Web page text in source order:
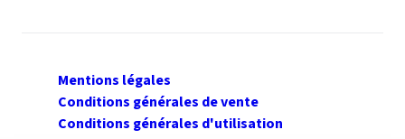
Mentions légales
Conditions générales de vente
Conditions générales d'utilisation